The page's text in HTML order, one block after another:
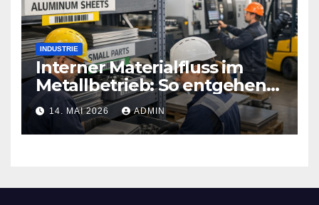
INDUSTRIE
Interner Materialfluss im
Metallbetrieb: So entgehen
Sie teuren
Produktionsstopps
14. MAI 2026 ADMIN